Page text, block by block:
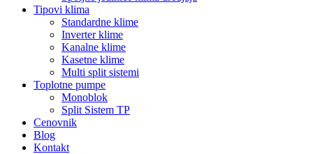
Tipovi klima
Standardne klime
Inverter klime
Kanalne klime
Kasetne klime
Multi split sistemi
Toplotne pumpe
Monoblok
Split Sistem TP
Cenovnik
Blog
Kontakt